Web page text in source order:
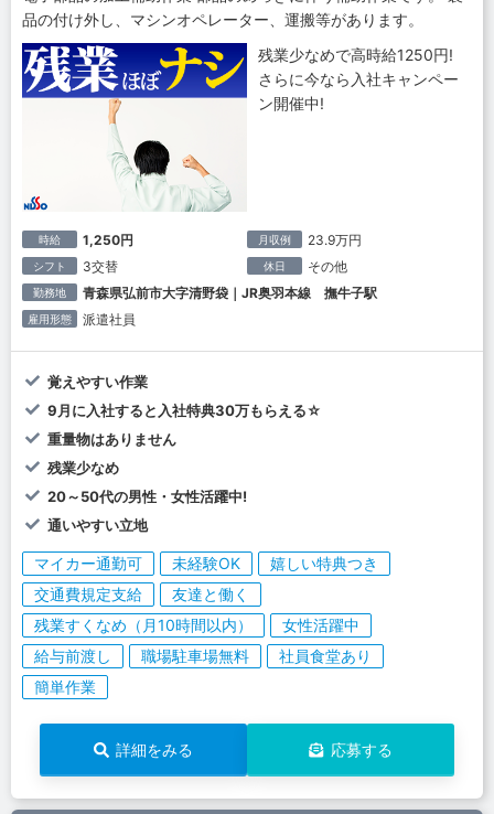
品の付け外し、マシンオペレーター、運搬等があります。
残業少なめで高時給1250円!
さらに今なら入社キャンペー
ン開催中!
時給 1,250円 月収例 23.9万円
シフト 3交替 休日 その他
勤務地 青森県弘前市大字清野袋｜JR奥羽本線 撫牛子駅
雇用形態 派遣社員
覚えやすい作業
9月に入社すると入社特典30万もらえる☆
重量物はありません
残業少なめ
20～50代の男性・女性活躍中!
通いやすい立地
マイカー通勤可 未経験OK
嬉しい特典つき
交通費規定支給
友達と働く
残業すくなめ（月10時間以内）
女性活躍中
給与前渡し
職場駐車場無料
社員食堂あり
簡単作業
詳細をみる 応募する